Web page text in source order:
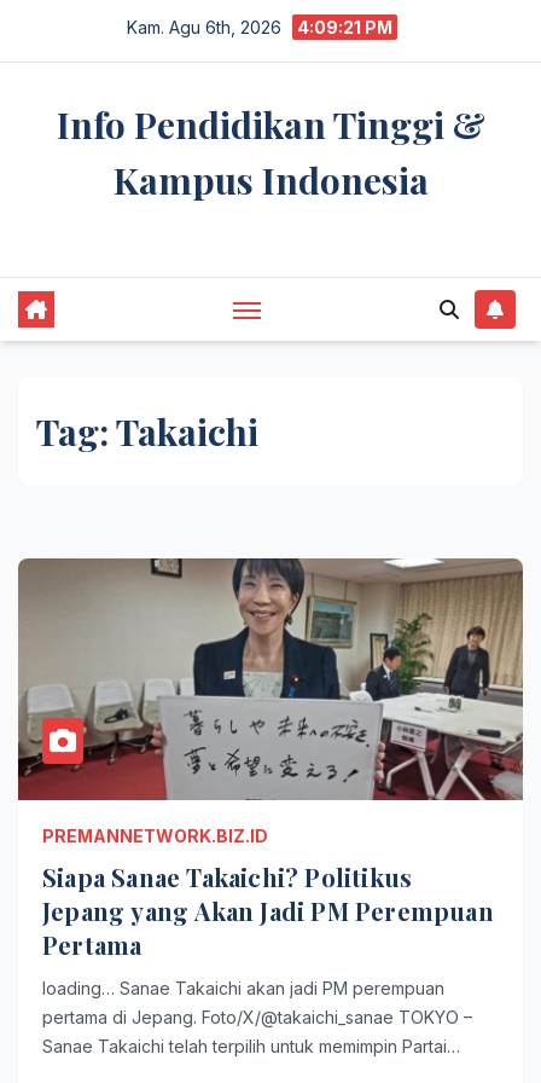
Kam. Agu 6th, 2026 4:09:22 PM
Info Pendidikan Tinggi &
Kampus Indonesia
Tag:Takaichi
PREMANNETWORK.BIZ.ID
Siapa Sanae Takaichi? Politikus
Jepang yang Akan Jadi PM Perempuan
Pertama
loading… Sanae Takaichi akan jadi PM perempuan
pertama di Jepang. Foto/X/@takaichi_sanae TOKYO –
Sanae Takaichi telah terpilih untuk memimpin Partai…